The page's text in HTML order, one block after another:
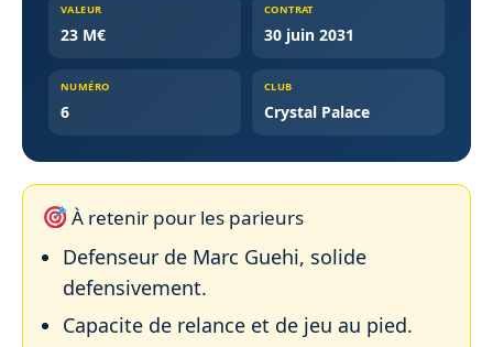
VALEUR
23 M€
CONTRAT
30 juin 2031
NUMÉRO
6
CLUB
Crystal Palace
À retenir pour les parieurs
Defenseur de Marc Guehi, solide
defensivement.
Capacite de relance et de jeu au pied.